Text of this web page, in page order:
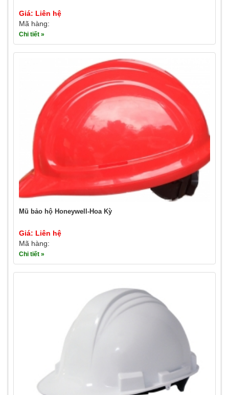
Giá: Liên hệ
Mã hàng:
Chi tiết »
Mũ bảo hộ Honeywell-Hoa Kỳ
Giá: Liên hệ
Mã hàng:
Chi tiết »